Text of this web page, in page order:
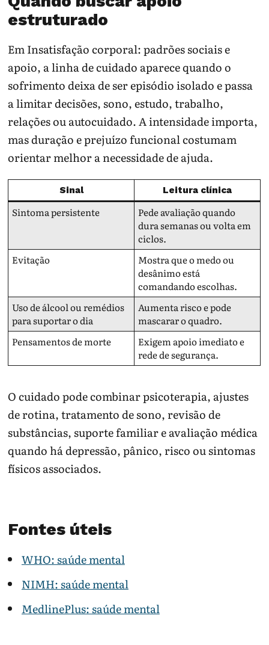
estruturado
Em Insatisfação corporal: padrões sociais e
apoio, a linha de cuidado aparece quando o
sofrimento deixa de ser episódio isolado e passa
a limitar decisões, sono, estudo, trabalho,
relações ou autocuidado. A intensidade importa,
mas duração e prejuízo funcional costumam
orientar melhor a necessidade de ajuda.
Sinal Leitura clínica
Sintoma persistente
Pede avaliação quando
dura semanas ou volta em
ciclos.
Evitação
Mostra que o medo ou
desânimo está
comandando escolhas.
Uso de álcool ou remédios
para suportar o dia
Aumenta risco e pode
mascarar o quadro.
Pensamentos de morte
Exigem apoio imediato e
rede de segurança.
O cuidado pode combinar psicoterapia, ajustes
de rotina, tratamento de sono, revisão de
substâncias, suporte familiar e avaliação médica
quando há depressão, pânico, risco ou sintomas
físicos associados.
Fontes úteis
WHO: saúde mental
NIMH: saúde mental
MedlinePlus: saúde mental